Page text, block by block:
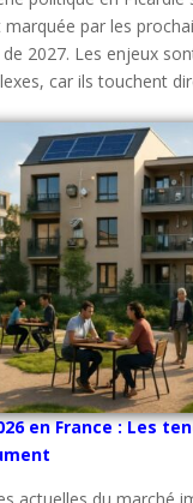
par les
2027. Les enjeux
car ils touchent
en France : Les